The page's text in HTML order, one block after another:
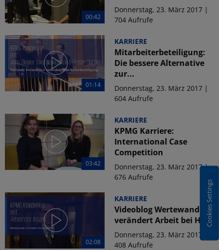
00:42
Donnerstag, 23. März 2017 |
704 Aufrufe
01:14
KARRIERE
Mitarbeiterbeteiligung:
Die bessere Alternative
zur...
Donnerstag, 23. März 2017 |
604 Aufrufe
03:42
KARRIERE
KPMG Karriere:
International Case
Competition
Donnerstag, 23. März 2017 |
676 Aufrufe
02:08
KARRIERE
Videoblog Wertewandel
verändert Arbeit bei HR
Donnerstag, 23. März 2017 |
408 Aufrufe
Cookies Settings